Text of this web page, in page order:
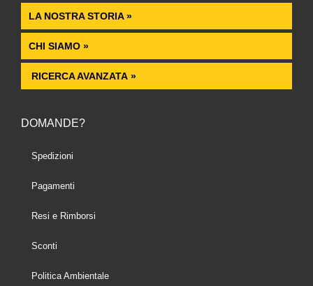
LA NOSTRA STORIA »
CHI SIAMO »
RICERCA AVANZATA »
DOMANDE?
Spedizioni
Pagamenti
Resi e Rimborsi
Sconti
Politica Ambientale